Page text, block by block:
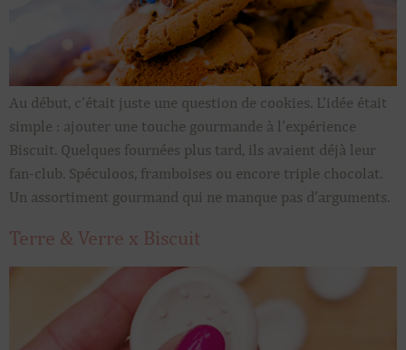
Au début, c’était juste une question de cookies. L’idée était
simple : ajouter une touche gourmande à l’expérience
Biscuit. Quelques fournées plus tard, ils avaient déjà leur
fan-club. Spéculoos, framboises ou encore triple chocolat.
Un assortiment gourmand qui ne manque pas d’arguments.
Terre & Verre x Biscuit